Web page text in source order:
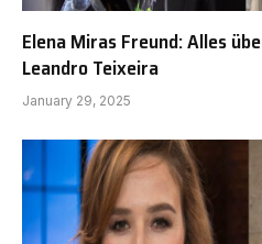
Elena Miras Freund: Alles
Leandro Teixeira
January 29, 2025